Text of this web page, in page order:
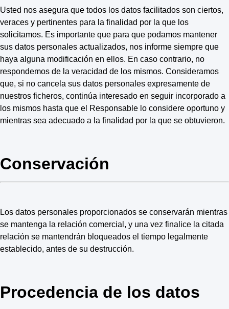
Usted nos asegura que todos los datos facilitados son ciertos,
veraces y pertinentes para la finalidad por la que los
solicitamos. Es importante que para que podamos mantener
sus datos personales actualizados, nos informe siempre que
haya alguna modificación en ellos. En caso contrario, no
respondemos de la veracidad de los mismos. Consideramos
que, si no cancela sus datos personales expresamente de
nuestros ficheros, continúa interesado en seguir incorporado a
los mismos hasta que el Responsable lo considere oportuno y
mientras sea adecuado a la finalidad por la que se obtuvieron.
Conservación
Los datos personales proporcionados se conservarán mientras
se mantenga la relación comercial, y una vez finalice la citada
relación se mantendrán bloqueados el tiempo legalmente
establecido, antes de su destrucción.
Procedencia de los datos